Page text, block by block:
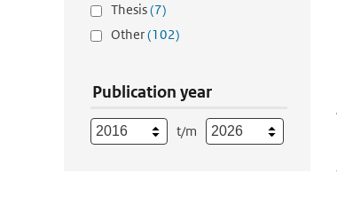
Thesis(7)
Other(102)
Publication year
t/m